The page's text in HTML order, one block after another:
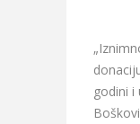
godini i